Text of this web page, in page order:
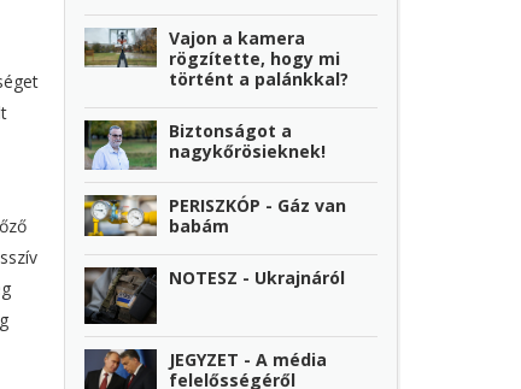
Vajon a kamera
rögzítette, hogy mi
történt a palánkkal?
Biztonságot a
nagykőrösieknek!
PERISZKÓP - Gáz van
babám
NOTESZ - Ukrajnáról
JEGYZET - A média
felelősségéről